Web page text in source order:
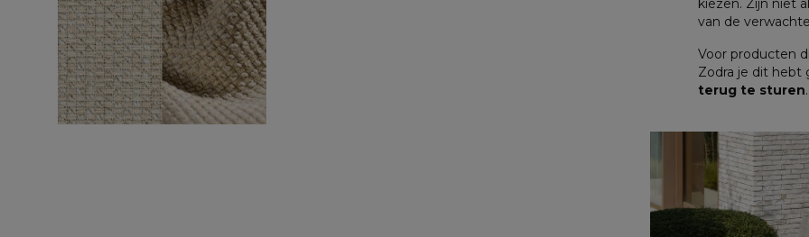
kiezen. Zijn niet
van de
Voor producten
Zodra je dit hebt
terug te sturen.